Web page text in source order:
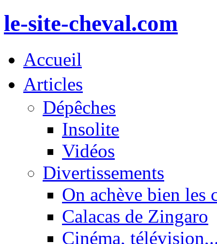
le-site-cheval.com
Accueil
Articles
Dépêches
Insolite
Vidéos
Divertissements
On achève bien les
Calacas de Zingaro
Cinéma,